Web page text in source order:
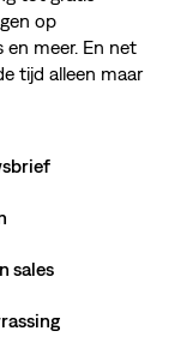
op
en meer. En net
tijd alleen maar
sales